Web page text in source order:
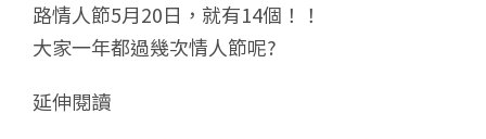
路情人節5月20日，就有14個！！
大家一年都過幾次情人節呢?
延伸閱讀